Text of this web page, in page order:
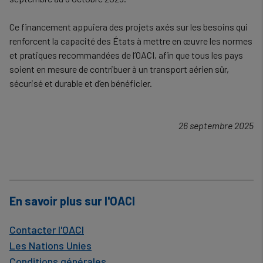
Ce financement appuiera des projets axés sur les besoins qui
renforcent la capacité des États à mettre en œuvre les normes
et pratiques recommandées de l’OACI, afin que tous les pays
soient en mesure de contribuer à un transport aérien sûr,
sécurisé et durable et d’en bénéficier.
26 septembre 2025
En savoir plus sur l'OACI
Contacter l'OACI
Les Nations Unies